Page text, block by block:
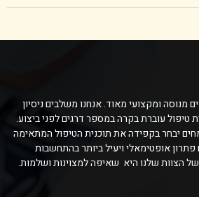
מנוסה ומקצועי מאוד. אנחנו משלבים ניסיון
טיפול עוברת בקרה במספר דרגים לפני ביצוע.
יבחר בקפידה את תוכנית הטיפול המתאימה
אופטימאלי ויעיל ביותר בהתחשבות
הצוות שלנו היא שאיפה למצוינות ושלמות.